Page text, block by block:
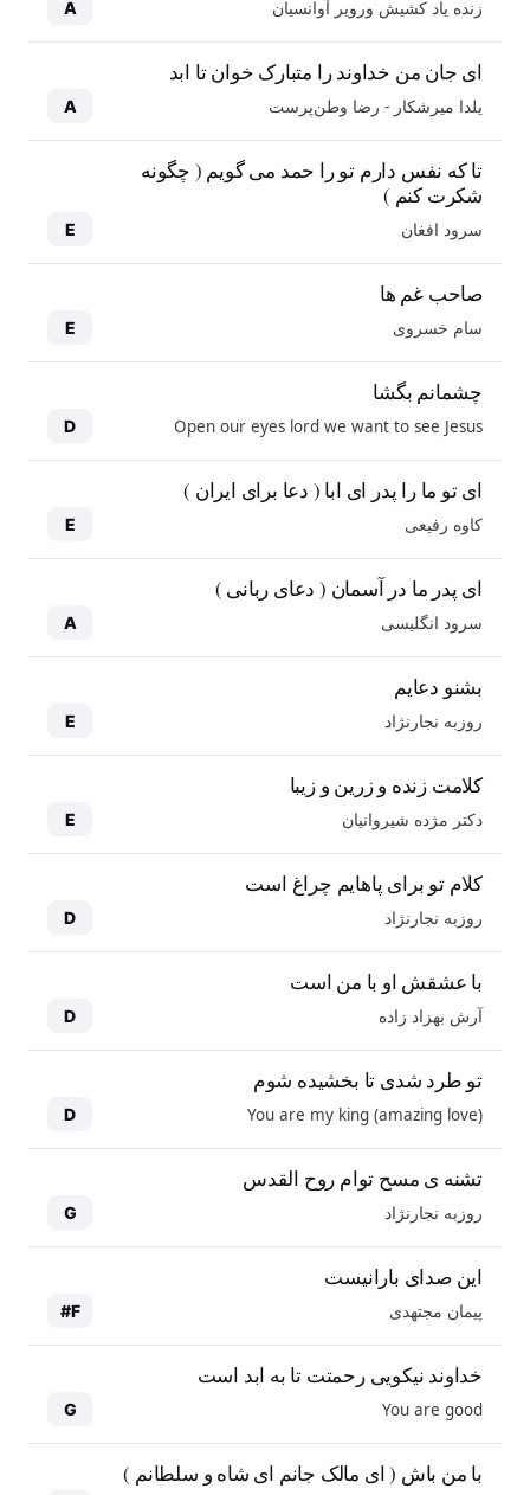
زنده یاد کشیش ورویر آوانسیان A
ای جان من خداوند را متبارک خوان تا ابد
یلدا میرشکار - رضا وطن‌پرست A
تا که نفس دارم تو را حمد می گویم ( چگونه
شکرت کنم )
سرود افغان E
صاحب غم ها
سام خسروی E
چشمانم بگشا
Open our eyes lord we want to see Jesus
D
ای تو ما را پدر ای ابا ( دعا برای ایران )
کاوه رفیعی E
ای پدر ما در آسمان ( دعای ربانی )
سرود انگلیسی A
بشنو دعایم
روزبه نجارنژاد E
کلامت زنده و زرین و زیبا
دکتر مژده شیروانیان E
کلام تو برای پاهایم چراغ است
روزبه نجارنژاد D
با عشقش او با من است
آرش بهزاد زاده D
تو طرد شدی تا بخشیده شوم
You are my king (amazing love)
D
تشنه ی مسح توام روح القدس
روزبه نجارنژاد G
این صدای بارانیست
پیمان مجتهدی F#
خداوند نیکویی رحمتت تا به ابد است
You are good
G
با من باش ( ای مالک جانم ای شاه و سلطانم )